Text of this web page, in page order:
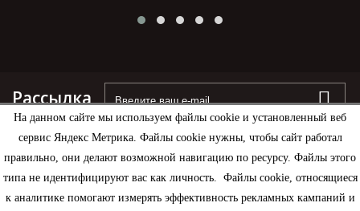
На данном сайте мы используем файлы cookie и установленный веб
сервис Яндекс Метрика. Файлы cookie нужны, чтобы сайт работал
правильно, они делают возможной навигацию по ресурсу. Файлы этого
типа не идентифицируют вас как личность. Файлы cookie, относящиеся
к аналитике помогают измерять эффективность рекламных кампаний и
Рассылка
Информация